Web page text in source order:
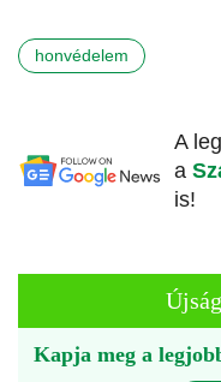
honvédelem
A
a
is!
Kapja meg a